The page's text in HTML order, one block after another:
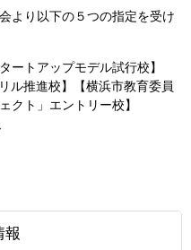
より以下の５つの指定を受け
ートアップモデル試行校】
ル推進校】【横浜市教育委員
クト」エントリー校】
報